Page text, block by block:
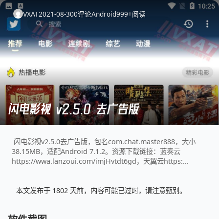
VXAT2021-08-300评论Android999+阅读
闪电影视 v2.5.0 去广告版
闪电影视v2.5.0去广告版，包名com.chat.master888，大小
38.15MB，适配Android 7.1.2。资源下载链接：蓝奏云
https://wwa.lanzoui.com/imjHvtdt6gd，天翼云https:...
本文发布于 1802 天前，内容可能已过时，请注意甄别。